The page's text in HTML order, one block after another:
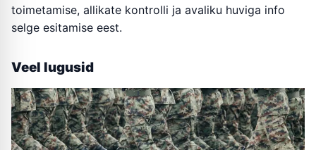
toimetamise, allikate kontrolli ja avaliku huviga info
selge esitamise eest.
Veel lugusid